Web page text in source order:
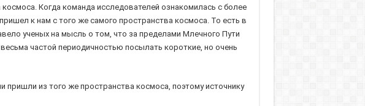
Когда команда исследователей ознакомилась с более
к нам с того же самого пространства космоса. То есть в
ученых на мысль о том, что за пределами Млечного Пути
частой периодичностью посылать короткие, но очень
пришли из того же пространства космоса, поэтому источнику